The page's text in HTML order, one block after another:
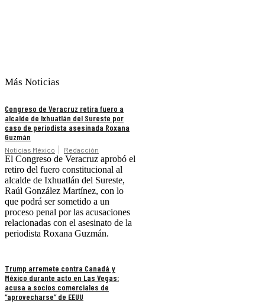
Más Noticias
Congreso de Veracruz retira fuero a
alcalde de Ixhuatlán del Sureste por
caso de periodista asesinada Roxana
Guzmán
Noticias México Redacción
El Congreso de Veracruz aprobó el
retiro del fuero constitucional al
alcalde de Ixhuatlán del Sureste,
Raúl González Martínez, con lo
que podrá ser sometido a un
proceso penal por las acusaciones
relacionadas con el asesinato de la
periodista Roxana Guzmán.
Trump arremete contra Canadá y
México durante acto en Las Vegas:
acusa a socios comerciales de
“aprovecharse” de EEUU